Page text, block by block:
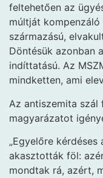
feltehetően az
múltját
származású,
Döntésük azonban
indíttatású. Az
mindketten, ami
Az antiszemita
magyarázatot
„Egyelőre
akasztották föl:
mondtak rá, azért,